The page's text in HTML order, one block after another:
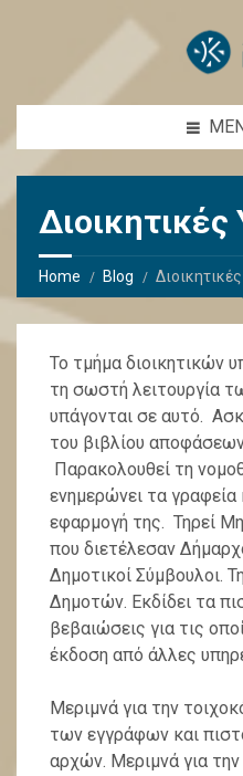
Home Blog
Το τμήμα διοικητικών
τη σωστή λειτουργία
υπάγονται σε αυτό.
του βιβλίου
Παρακολουθεί τη
ενημερώνει τα γραφεία
εφαρμογή της. Τηρεί
που διετέλεσαν
Δημοτικοί Σύμβουλοι.
Δημοτών. Εκδίδει τα
βεβαιώσεις για τις
έκδοση από άλλες
Μεριμνά για την
των εγγράφων και
αρχών. Μεριμνά για